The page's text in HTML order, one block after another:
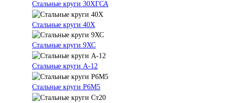
Стальные круги 30ХГСА
Стальные круги 40Х
Стальные круги 9ХС
Стальные круги А-12
Стальные круги Р6М5